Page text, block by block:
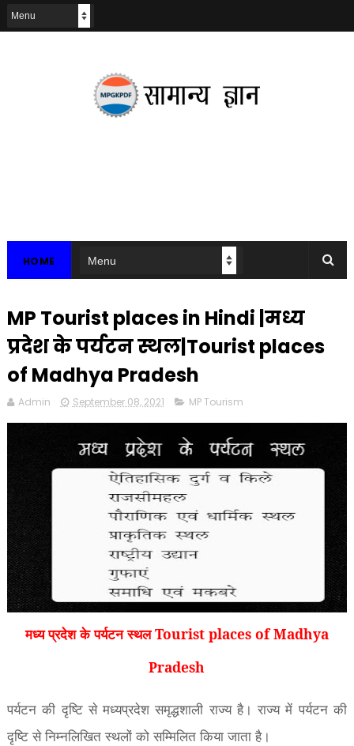
HOME
MP Tourist places in Hindi |मध्य
प्रदेश के पर्यटन स्थल|Tourist places
of Madhya Pradesh
Admin September 08, 2021 MP Tourism
मध्य प्रदेश के पर्यटन स्थल Tourist places of Madhya
Pradesh
पर्यटन की दृष्टि से मध्यप्रदेश समृद्धशाली राज्य है। राज्य में पर्यटन की
दृष्टि से निम्नलिखित स्थलों को सम्मिलित किया जाता है।